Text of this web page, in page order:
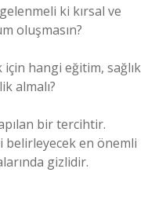
ki kırsal ve
oluşmasın?
hangi eğitim, sağlık
almalı?
bir tercihtir.
belirleyecek en önemli
gizlidir.